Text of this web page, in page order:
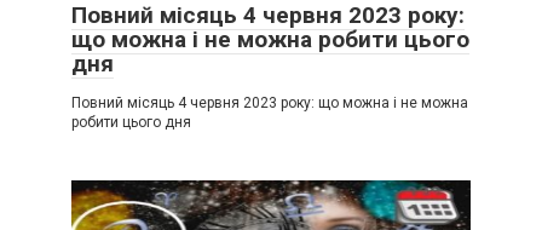
Повний місяць 4 червня 2023 року:
що можна і не можна робити цього
дня
Повний місяць 4 червня 2023 року: що можна і не можна
робити цього дня